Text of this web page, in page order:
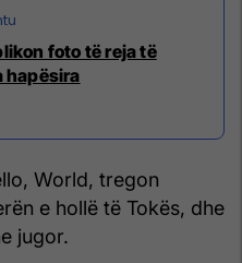
foto të reja të
hapësira
World, tregon
e hollë të Tokës, dhe
jugor.